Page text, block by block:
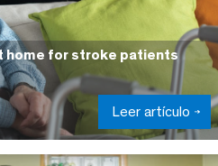
home for stroke patients
Leer artículo